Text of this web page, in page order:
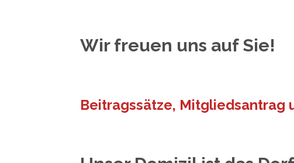
Wir freuen uns auf Sie!
Beitragssätze, Mitgliedsantrag